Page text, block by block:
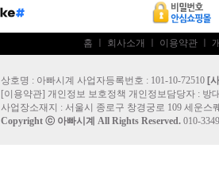
홈 회사소개 이용약관
상호명 : 아빠시계 사업자등록번호 : 101-10-72510 [
[이용약관] 개인정보 보호정책 개인정보담당자 : 방
사업장소재지 : 서울시 종로구 창경궁로 109 세운스
Copyright ⓒ 아빠시계 All Rights Reserved. 010-